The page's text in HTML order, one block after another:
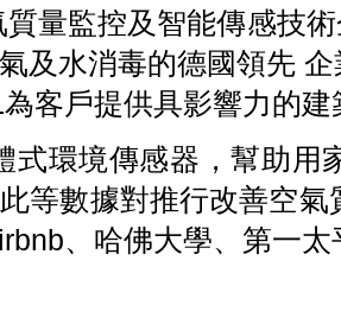
質量監控及智能傳感技
及水消毒的德國領先
客戶提供具影響力的
式環境傳感器，幫助用
等數據對推行改善空
、哈佛大學、第一